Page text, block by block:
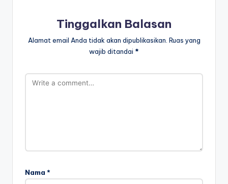
Tinggalkan Balasan
Alamat email Anda tidak akan dipublikasikan. Ruas yang
wajib ditandai *
Nama *